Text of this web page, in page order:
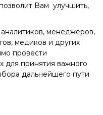
Вам улучшить,
менеджеров,
медиков и других
провести
для принятия важного
дальнейшего пути